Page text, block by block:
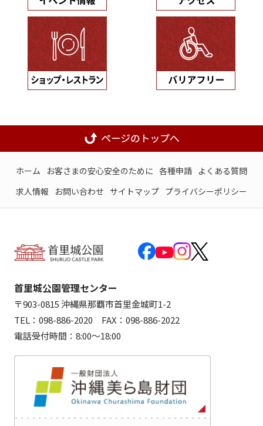
ホーム お客さまの安心安全のために 各種申請 よくある質問
求人情報
お問い合わせ サイトマップ プライバシーポリシー
首里城公園管理センター
〒903-0815 沖縄県那覇市首里金城町1-2
TEL：098-886-2020 FAX：098-886-2022
電話受付時間：8:00～18:00